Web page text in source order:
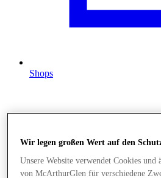
Shops
Wir legen großen Wert auf den
Unsere Website verwendet Cookies
von McArthurGlen für verschiedene